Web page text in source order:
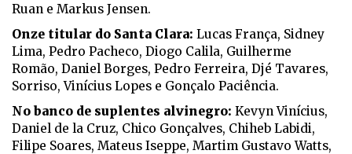
Ruan e Markus Jensen.
Onze titular do Santa Clara: Lucas França, Sidney
Lima, Pedro Pacheco, Diogo Calila, Guilherme
Romão, Daniel Borges, Pedro Ferreira, Djé Tavares,
Sorriso, Vinícius Lopes e Gonçalo Paciência.
No banco de suplentes alvinegro: Kevyn Vinícius,
Daniel de la Cruz, Chico Gonçalves, Chiheb Labidi,
Filipe Soares, Mateus Iseppe, Martim Gustavo Watts,